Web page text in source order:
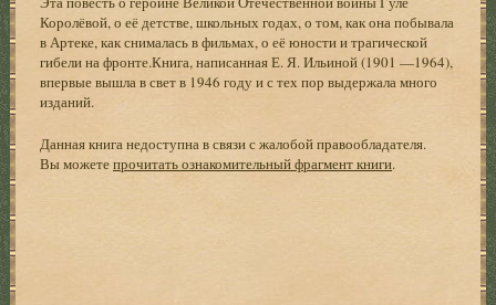
Королёвой, о её детстве, школьных годах, о том, как она побывала
в Артеке, как снималась в фильмах, о её юности и трагической
гибели на фронте.Книга, написанная Е. Я. Ильиной (1901 —1964),
впервые вышла в свет в 1946 году и с тех пор выдержала много
изданий.
Данная книга недоступна в связи с жалобой правообладателя.
Вы можетепрочитать ознакомительный фрагмент книги.